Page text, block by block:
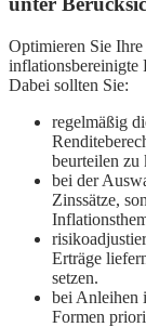
Optimieren Sie
inflationsbereinigte
Dabei sollten Sie:
regelmäßig
beurteilen zu
bei der
Zinssätze,
Erträge
setzen.
bei Anleihen
Formen